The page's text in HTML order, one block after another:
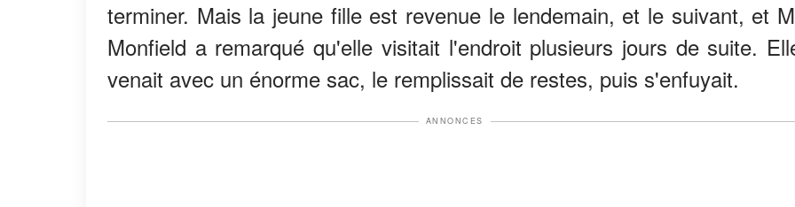
terminer. Mais la jeune fille est revenue le lendemain, et le suivant, et
Monfield a remarqué qu'elle visitait l'endroit plusieurs jours de suite.
venait avec un énorme sac, le remplissait de restes, puis s'enfuyait.
ANNONCES